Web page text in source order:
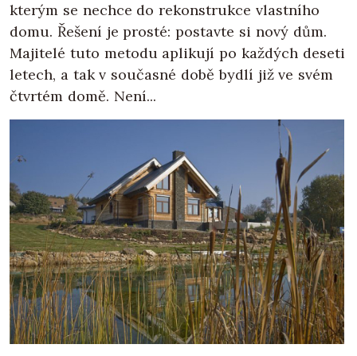
kterým se nechce do rekonstrukce vlastního
domu. Řešení je prosté: postavte si nový dům.
Majitelé tuto metodu aplikují po každých deseti
letech, a tak v současné době bydlí již ve svém
čtvrtém domě. Není...